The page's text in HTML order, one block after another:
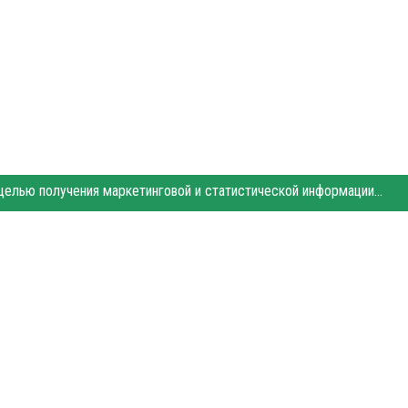
Этот сайт использует «cookies». Также сайт использует интернет-сервис для сбора технических данных касательно посетителей с целью получения маркетинговой и статистической информации. Условия обработки данных посетителей сайта см.